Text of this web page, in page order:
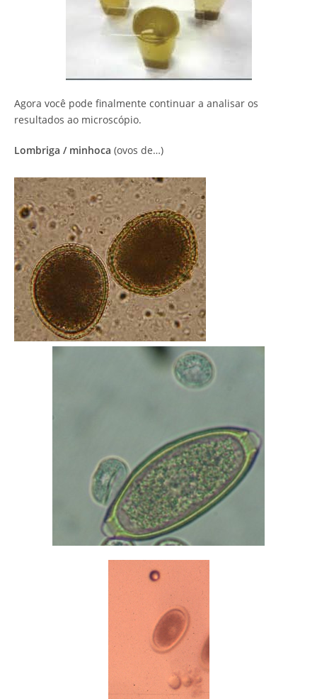
Agora você pode finalmente continuar a analisar os
resultados ao microscópio.
Lombriga / minhoca (ovos de…)